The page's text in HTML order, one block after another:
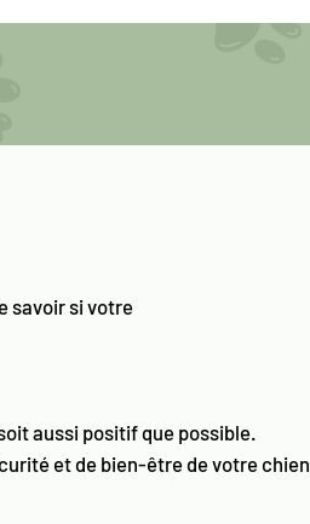
savoir si votre
aussi positif que possible.
et de bien-être de votre chien.